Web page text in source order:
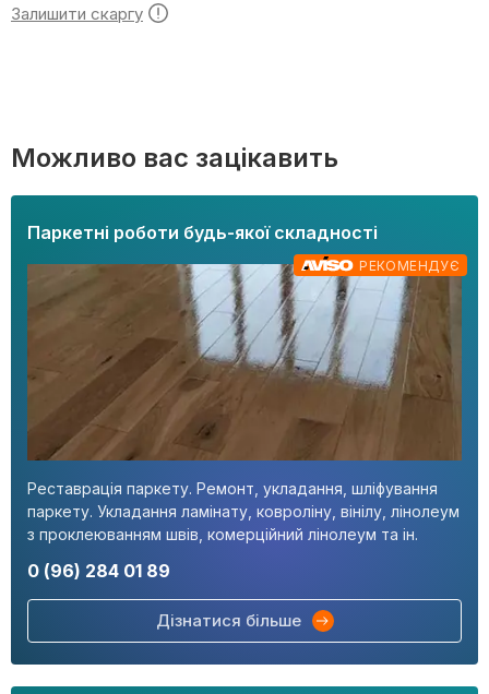
Залишити скаргу
Можливо вас зацікавить
Реставрація паркету. Ремонт, укладання, шліфування
паркету. Укладання ламінату, ковроліну, вінілу, лінолеум
з проклеюванням швів, комерційний лінолеум та ін.
0 (96) 284 01 89
Дізнатися більше
Паркетні роботи будь-якої складності
РЕКОМЕНДУЄ